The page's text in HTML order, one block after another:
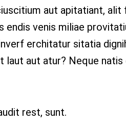
aut apitatiant, alit
endis venis miliae
erchitatur sitatia
laut aut atur? Neque
rest, sunt.